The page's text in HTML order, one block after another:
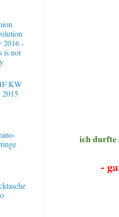
ich durfte
-
2016 -
is not
KW
2015